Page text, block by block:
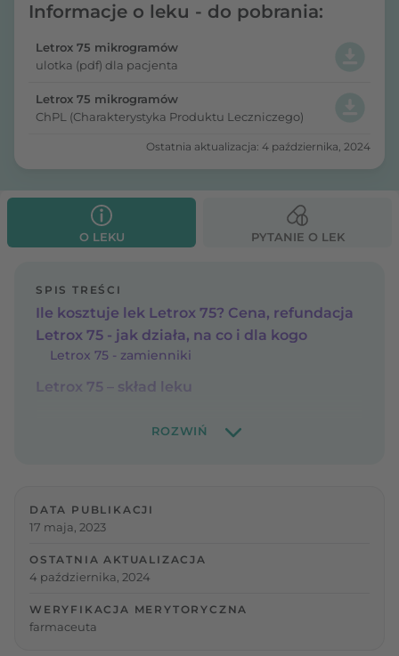
Informacje o leku - do pobrania:
Letrox 75 mikrogramów
ulotka (pdf) dla pacjenta
Letrox 75 mikrogramów
ChPL (Charakterystyka Produktu Leczniczego)
Ostatnia aktualizacja: 4 października, 2024
O LEKU PYTANIE O LEK
SPIS TREŚCI
Ile kosztuje lek Letrox 75? Cena, refundacja
Letrox 75 - jak działa, na co i dla kogo
Letrox 75 - zamienniki
Letrox 75 – skład leku
DATA PUBLIKACJI
17 maja, 2023
OSTATNIA AKTUALIZACJA
4 października, 2024
WERYFIKACJA MERYTORYCZNA
farmaceuta